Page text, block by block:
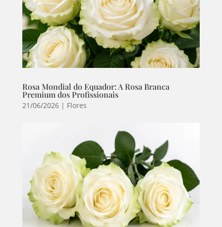
Rosa Mondial do Equador: A Rosa Branca
Premium dos Profissionais
21/06/2026| Flores